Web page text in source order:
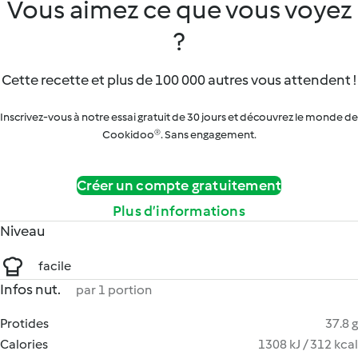
Vous aimez ce que vous voyez
?
Cette recette et plus de 100 000 autres vous attendent !
Inscrivez-vous à notre essai gratuit de 30 jours et découvrez le monde de
Cookidoo®. Sans engagement.
Créer un compte gratuitement
Plus d’informations
Niveau
facile
Infos nut. par 1 portion
Protides
37.8 g
Calories
1308 kJ / 312 kcal